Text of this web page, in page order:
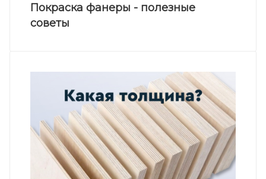
Покраска фанеры - полезные
советы